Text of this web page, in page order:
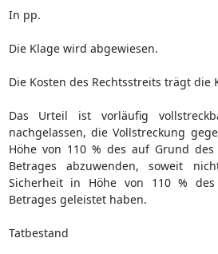
In pp.
Die Klage wird abgewiesen.
Die Kosten des Rechtsstreits trägt die
Das Urteil ist vorläufig
nachgelassen, die Vollstreckung
Höhe von 110 % des auf Grund
Betrages abzuwenden, soweit
Sicherheit in Höhe von 110 % des
Betrages geleistet haben.
Tatbestand